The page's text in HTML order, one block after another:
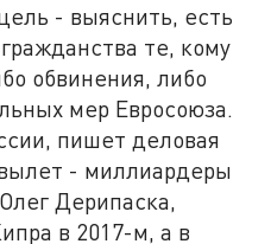
- выяснить, есть
те, кому
обвинения, либо
мер Евросоюза.
пишет деловая
- миллиардеры
Дерипаска,
в 2017-м, а в